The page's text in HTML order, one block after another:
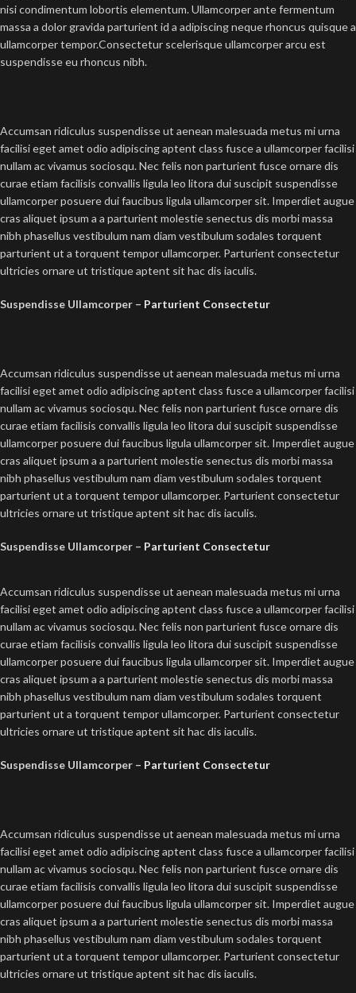
nisi condimentum lobortis elementum. Ullamcorper ante fermentum
massa a dolor gravida parturient id a adipiscing neque rhoncus quisque a
ullamcorper tempor.Consectetur scelerisque ullamcorper arcu est
suspendisse eu rhoncus nibh.
Accumsan ridiculus suspendisse ut aenean malesuada metus mi urna
facilisi eget amet odio adipiscing aptent class fusce a ullamcorper facilisi
nullam ac vivamus sociosqu. Nec felis non parturient fusce ornare dis
curae etiam facilisis convallis ligula leo litora dui suscipit suspendisse
ullamcorper posuere dui faucibus ligula ullamcorper sit. Imperdiet augue
cras aliquet ipsum a a parturient molestie senectus dis morbi massa
nibh phasellus vestibulum nam diam vestibulum sodales torquent
parturient ut a torquent tempor ullamcorper. Parturient consectetur
ultricies ornare ut tristique aptent sit hac dis iaculis.
Suspendisse Ullamcorper – Parturient Consectetur
Accumsan ridiculus suspendisse ut aenean malesuada metus mi urna
facilisi eget amet odio adipiscing aptent class fusce a ullamcorper facilisi
nullam ac vivamus sociosqu. Nec felis non parturient fusce ornare dis
curae etiam facilisis convallis ligula leo litora dui suscipit suspendisse
ullamcorper posuere dui faucibus ligula ullamcorper sit. Imperdiet augue
cras aliquet ipsum a a parturient molestie senectus dis morbi massa
nibh phasellus vestibulum nam diam vestibulum sodales torquent
parturient ut a torquent tempor ullamcorper. Parturient consectetur
ultricies ornare ut tristique aptent sit hac dis iaculis.
Suspendisse Ullamcorper – Parturient Consectetur
Accumsan ridiculus suspendisse ut aenean malesuada metus mi urna
facilisi eget amet odio adipiscing aptent class fusce a ullamcorper facilisi
nullam ac vivamus sociosqu. Nec felis non parturient fusce ornare dis
curae etiam facilisis convallis ligula leo litora dui suscipit suspendisse
ullamcorper posuere dui faucibus ligula ullamcorper sit. Imperdiet augue
cras aliquet ipsum a a parturient molestie senectus dis morbi massa
nibh phasellus vestibulum nam diam vestibulum sodales torquent
parturient ut a torquent tempor ullamcorper. Parturient consectetur
ultricies ornare ut tristique aptent sit hac dis iaculis.
Suspendisse Ullamcorper – Parturient Consectetur
Accumsan ridiculus suspendisse ut aenean malesuada metus mi urna
facilisi eget amet odio adipiscing aptent class fusce a ullamcorper facilisi
nullam ac vivamus sociosqu. Nec felis non parturient fusce ornare dis
curae etiam facilisis convallis ligula leo litora dui suscipit suspendisse
ullamcorper posuere dui faucibus ligula ullamcorper sit. Imperdiet augue
cras aliquet ipsum a a parturient molestie senectus dis morbi massa
nibh phasellus vestibulum nam diam vestibulum sodales torquent
parturient ut a torquent tempor ullamcorper. Parturient consectetur
ultricies ornare ut tristique aptent sit hac dis iaculis.